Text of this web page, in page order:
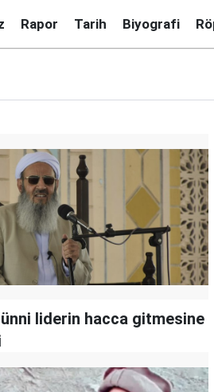
Rapor Tarih Biyografi
liderin hacca gitmesine